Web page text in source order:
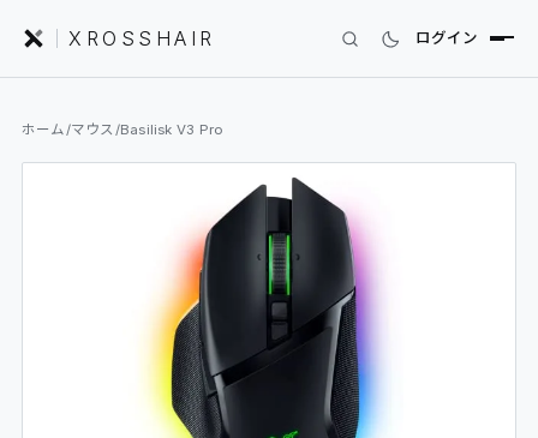
XROSSHAIR ログイン
編集部レビュー
ホーム/マウス /Basilisk V3 Pro